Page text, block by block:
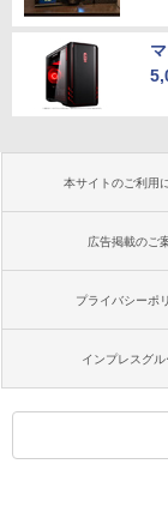
本サイトのご利用
広告掲載のご
プライバシーポ
インプレスグル